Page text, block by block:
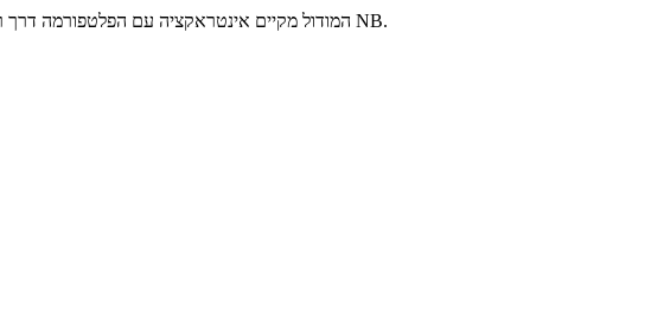
תקשורת NB: המודול מקיים אינטראקציה עם הפלטפורמה דרך רשת NB.